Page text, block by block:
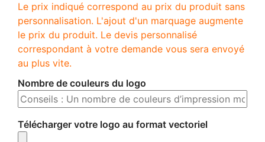
Le prix indiqué correspond au prix du produit sans
personnalisation. L'ajout d'un marquage augmente
le prix du produit. Le devis personnalisé
correspondant à votre demande vous sera envoyé
au plus vite.
Nombre de couleurs du logo
Télécharger votre logo au format vectoriel